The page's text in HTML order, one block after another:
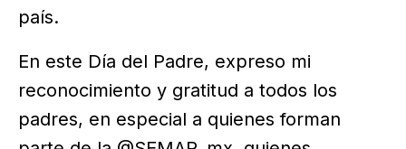
país.
En este Día del Padre, expreso mi
reconocimiento y gratitud a todos los
padres, en especial a quienes forman